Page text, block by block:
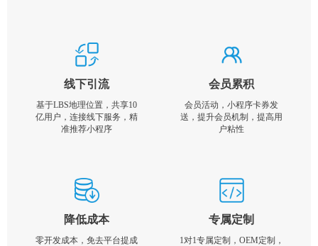
线下引流
基于LBS地理位置，共享10
亿用户，连接线下服务，精
准推荐小程序
会员累积
会员活动，小程序卡券发
送，提升会员机制，提高用
户粘性
降低成本
零开发成本，免去平台提成
专属定制
1对1专属定制，OEM定制，